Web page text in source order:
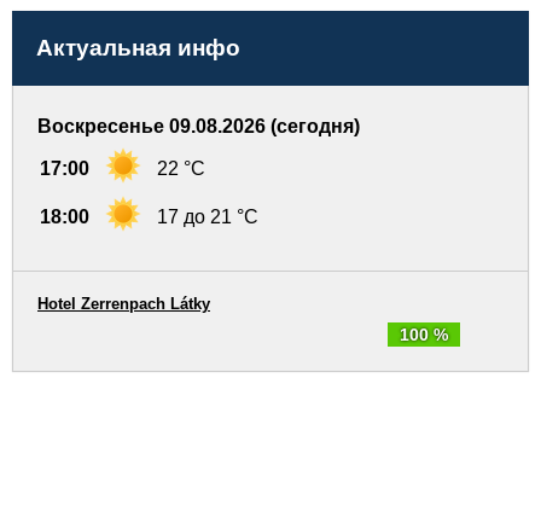
Актуальная инфо
Воскресенье 09.08.2026 (сегодня)
17:00 22 °C
18:00 17 до 21 °C
100 %
Hotel Zerrenpach Látky